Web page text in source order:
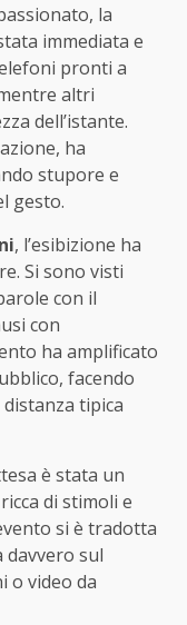
la
immediata e
pronti a
altri
dell’istante.
ha
stupore e
gesto.
, l’esibizione ha
Si sono visti
con il
con
ha amplificato
facendo
tipica
è stata un
di stimoli e
si è tradotta
davvero sul
o video da